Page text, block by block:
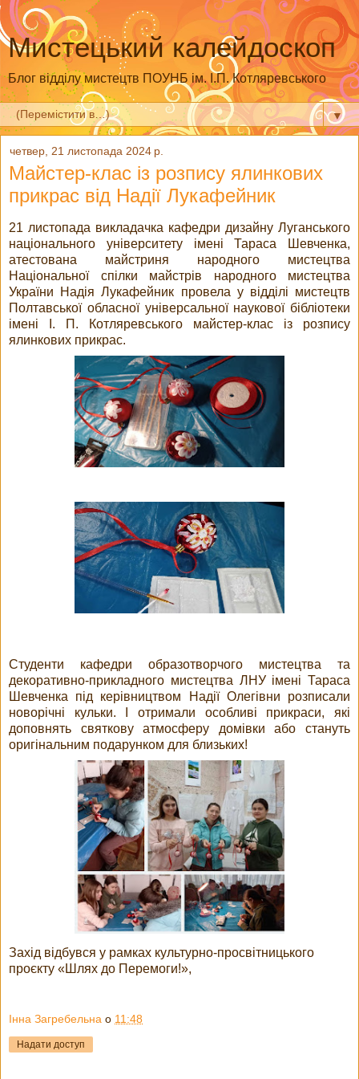
Мистецький калейдоскоп
Блог відділу мистецтв ПОУНБ ім. І.П. Котляревського
▼
четвер, 21 листопада 2024 р.
Майстер-клас із розпису ялинкових
прикрас від Надії Лукафейник
21 листопада викладачка кафедри дизайну Луганського
національного університету імені Тараса Шевченка,
атестована майстриня народного мистецтва
Національної спілки майстрів народного мистецтва
України Надія Лукафейник провела у відділі мистецтв
Полтавської обласної універсальної наукової бібліотеки
імені І. П. Котляревського майстер-клас із розпису
ялинкових прикрас.
Студенти кафедри образотворчого мистецтва та
декоративно-прикладного мистецтва ЛНУ імені Тараса
Шевченка під керівництвом Надії Олегівни розписали
новорічні кульки. І отримали особливі прикраси, які
доповнять святкову атмосферу домівки або стануть
оригінальним подарунком для близьких!
Захід відбувся у рамках культурно-просвітницького
проєкту «Шлях до Перемоги!»,
Інна Загребельна о 11:48
Надати доступ